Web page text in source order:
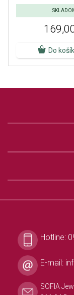
Do
Hotline:
E-mail:
SOFIA